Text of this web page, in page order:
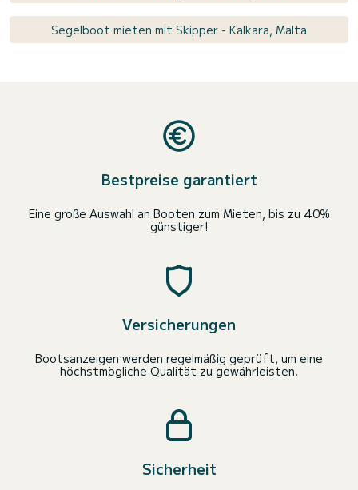
Segelboot mieten mit Skipper - Kalkara, Malta
Bestpreise garantiert
Eine große Auswahl an Booten zum Mieten, bis zu 40%
günstiger!
Versicherungen
Bootsanzeigen werden regelmäßig geprüft, um eine
höchstmögliche Qualität zu gewährleisten.
Sicherheit